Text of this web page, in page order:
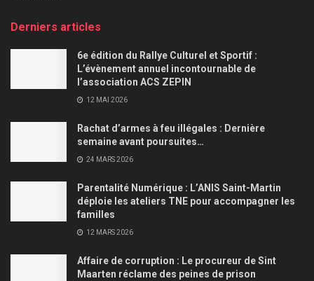
Derniers articles
6e édition du Rallye Culturel et Sportif :
L’évènement annuel incontournable de
l’association ACS ZEPIN
12 MAI 2026
Rachat d’armes à feu illégales : Dernière
semaine avant poursuites…
24 MARS 2026
Parentalité Numérique : L’ANIS Saint-Martin
déploie les ateliers TNE pour accompagner les
familles
12 MARS 2026
Affaire de corruption : Le procureur de Sint
Maarten réclame des peines de prison